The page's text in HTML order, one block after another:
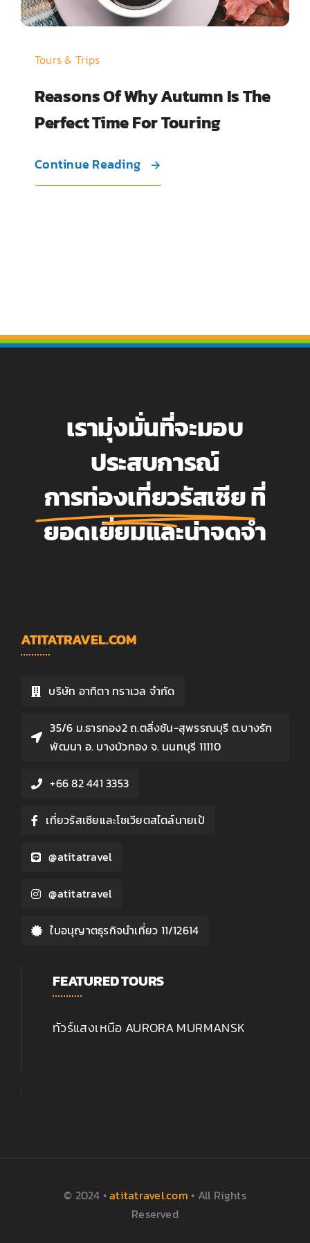
Tours & Trips
Reasons Of Why Autumn Is The
Perfect Time For Touring
Continue Reading
เรามุ่งมั่นที่จะมอบ
ประสบการณ์
การท่องเที่ยวรัสเซียที่
ยอดเยี่ยมและน่าจดจำ
ATITATRAVEL.COM
บริษัท อาทิตา ทราเวล จำกัด
35/6 ม.ธารทอง2 ถ.ตลิ่งชัน-สุพรรณบุรี ต.บางรัก
พัฒนา อ. บางบัวทอง จ. นนทบุรี 11110
+66 82 441 3353
เที่ยวรัสเซียและโซเวียตสไตล์นายเป้
@atitatravel
@atitatravel
ใบอนุญาตธุรกิจนำเที่ยว 11/12614
FEATURED TOURS
ทัวร์แสงเหนือ AURORA MURMANSK
© 2024 •atitatravel.com • All Rights
Reserved